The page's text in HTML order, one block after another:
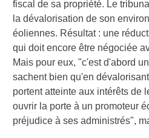
fiscal de sa propriété. Le
la dévalorisation de son
éoliennes. Résultat : une
qui doit encore être négociée
Mais pour eux, "c'est d'abord
sachent bien qu'en
portent atteinte aux intérêts de
ouvrir la porte à un promoteur
préjudice à ses administrés",